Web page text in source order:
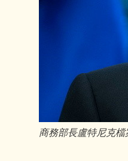
商務部長盧特尼克